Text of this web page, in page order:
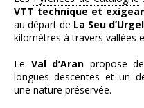
VTT technique et
au départ de La Seu
kilomètres à travers vallées
Le Val d’Aran propose
longues descentes et un
une nature préservée.